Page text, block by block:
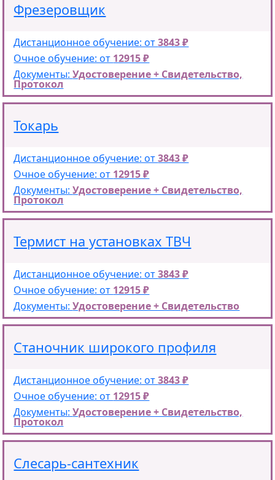
Фрезеровщик
Дистанционное обучение: от3843 ₽
Очное обучение: от 12915 ₽
Документы:Удостоверение + Свидетельство,
Протокол
Токарь
Дистанционное обучение: от3843 ₽
Очное обучение: от 12915 ₽
Документы:Удостоверение + Свидетельство,
Протокол
Термист на установках ТВЧ
Дистанционное обучение: от3843 ₽
Очное обучение: от 12915 ₽
Документы:Удостоверение + Свидетельство
Станочник широкого профиля
Дистанционное обучение: от3843 ₽
Очное обучение: от 12915 ₽
Документы:Удостоверение + Свидетельство,
Протокол
Слесарь-сантехник